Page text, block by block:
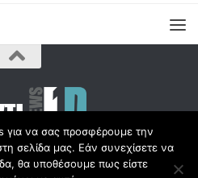
2012-2017 |
για να σας προσφέρουμε την
σελίδα μας. Εάν συνεχίσετε να
θα υποθέσουμε πως είστε